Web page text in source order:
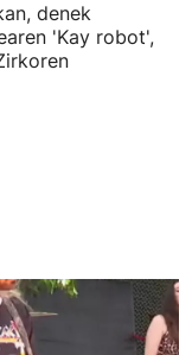
denek
'Kay robot',